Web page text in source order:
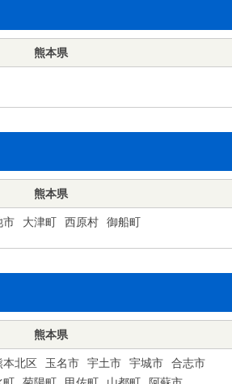
熊本県
熊本県
市 大津町 西原村 御船町
熊本県
本北区 玉名市 宇土市 宇城市
合志市